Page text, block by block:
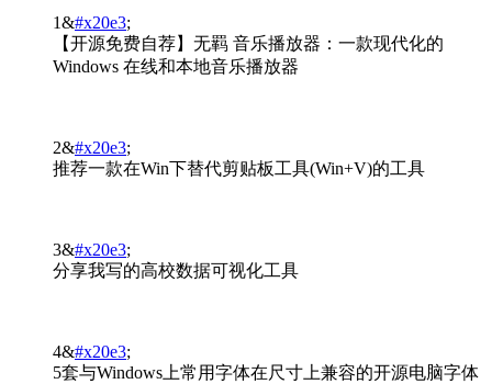
1&#x20e3;
【开源免费自荐】无羁 音乐播放器：一款现代化的
Windows 在线和本地音乐播放器
2&#x20e3;
推荐一款在Win下替代剪贴板工具(Win+V)的工具
3&#x20e3;
分享我写的高校数据可视化工具
4&#x20e3;
5套与Windows上常用字体在尺寸上兼容的开源电脑字体